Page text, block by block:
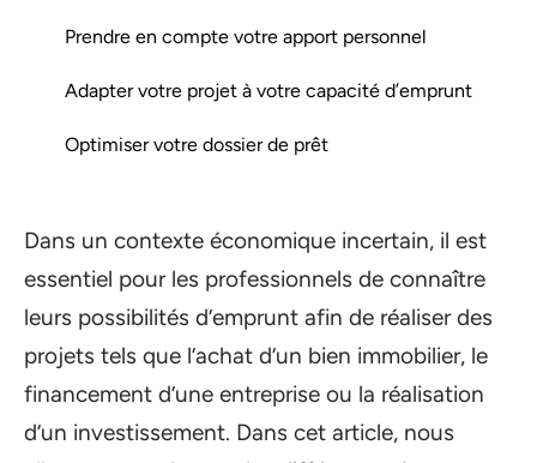
Prendre en compte votre apport personnel
Adapter votre projet à votre capacité d’emprunt
Optimiser votre dossier de prêt
Dans un contexte économique incertain, il est
essentiel pour les professionnels de connaître
leurs possibilités d’emprunt afin de réaliser des
projets tels que l’achat d’un bien immobilier, le
financement d’une entreprise ou la réalisation
d’un investissement. Dans cet article, nous